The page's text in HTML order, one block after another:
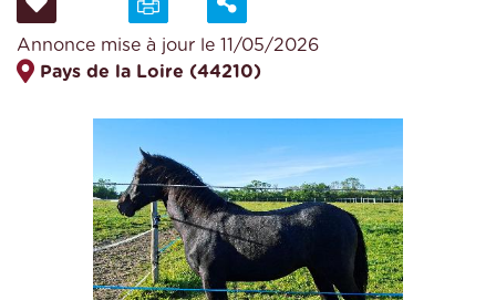
Annonce mise à jour le 11/05/2026
Pays de la Loire (44210)